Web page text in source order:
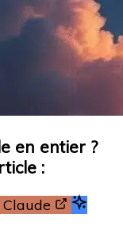
en entier ?
:
Claude